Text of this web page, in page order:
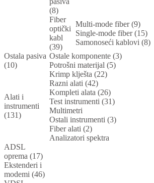
(8)
Fiber
optički
kabl
(39)
Multi-mode fiber (9)
Single-mode fiber (15)
Samonoseći kablovi (8)
Ostala pasiva
(10)
Ostale komponente (3)
Potrošni materijal (5)
Alati i
instrumenti
(131)
Krimp klješta (22)
Razni alati (42)
Kompleti alata (26)
Test instrumenti (31)
Multimetri
Ostali instrumenti (3)
Fiber alati (2)
Analizatori spektra
ADSL
oprema (17)
Ekstenderi i
modemi (46)